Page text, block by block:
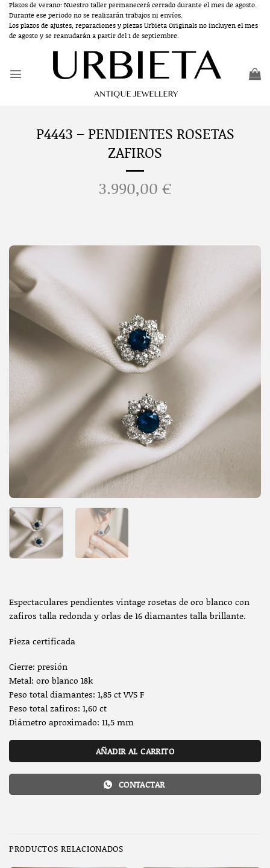
Saltar
contenido
Plazos de verano: Nuestro taller permanecerá cerrado durante el mes de agosto.
Durante ese periodo no se realizarán trabajos ni envíos.
Los plazos de ajustes, reparaciones y piezas Urbieta Originals no incluyen el mes
de agosto y se reanudarán a partir del 1 de septiembre.
P4443 – PENDIENTES ROSETAS
ZAFIROS
3.990,00 €
Espectaculares pendientes vintage rosetas de oro blanco con
zafiros talla redonda y orlas de 16 diamantes talla brillante.
Pieza certificada
Cierre: presión
Metal: oro blanco 18k
Peso total diamantes: 1,85 ct VVS F
Peso total zafiros: 1,60 ct
Diámetro aproximado: 11,5 mm
AÑADIR AL CARRITO
CONTACTAR
PRODUCTOS RELACIONADOS